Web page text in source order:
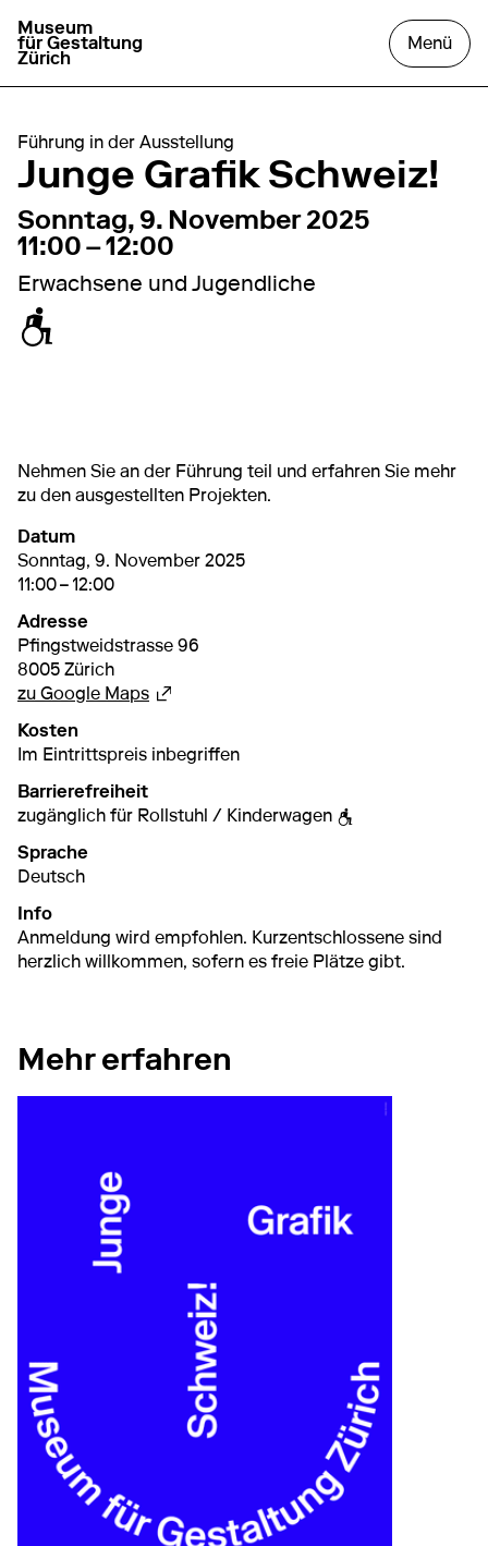
zur Startseite gehen
Museum
für Gestaltung
Zürich
Menüdas
Führung in der Ausstellung
Junge Grafik Schweiz!
9. November 202511:00 – 12:00
Sonntag, 9. November 2025
11:00 – 12:00
Erwachsene und Jugendliche
Nehmen Sie an der Führung teil und erfahren Sie mehr
zu den ausgestellten Projekten.
Datum
9. November 202511:00 – 12:00
Sonntag, 9. November 2025
11:00 – 12:00
Adresse
Pfingstweidstrasse 96
8005 Zürich
zu Google MapsExterner Link
Kosten
Im Eintrittspreis inbegriffen
Barrierefreiheit
zugänglich für Rollstuhl / Kinderwagen
Sprache
Deutsch
Info
Anmeldung wird empfohlen. Kurzentschlossene sind
herzlich willkommen, sofern es freie Plätze gibt.
Mehr erfahren